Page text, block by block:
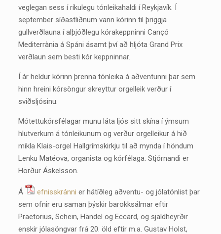
veglegan sess í ríkulegu tónleikahaldi í Reykjavík. Í
september síðastliðnum vann kórinn til þriggja
gullverðlauna í alþjóðlegu kórakeppninni Cançó
Mediterrània á Spáni ásamt því að hljóta Grand Prix
verðlaun sem besti kór keppninnar.
Í ár heldur kórinn þrenna tónleika á aðventunni þar sem
hinn hreini kórsöngur skreyttur orgelleik verður í
sviðsljósinu.
Mótettukórsfélagar munu láta ljós sitt skína í ýmsum
hlutverkum á tónleikunum og verður orgelleikur á hið
mikla Klais-orgel Hallgrímskirkju til að mynda í höndum
Lenku Matéova, organista og kórfélaga. Stjórnandi er
Hörður Áskelsson.
Á efnisskránni er hátíðleg aðventu- og jólatónlist þar
sem ofnir eru saman þýskir barokksálmar eftir
Praetorius, Schein, Händel og Eccard, og sjaldheyrðir
enskir jólasöngvar frá 20. öld eftir m.a. Gustav Holst,